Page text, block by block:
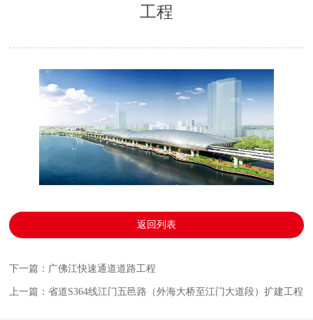
工程
返回列表
下一篇：广佛江快速通道道路工程
上一篇：省道S364线江门五邑路（外海大桥至江门大道段）扩建工程